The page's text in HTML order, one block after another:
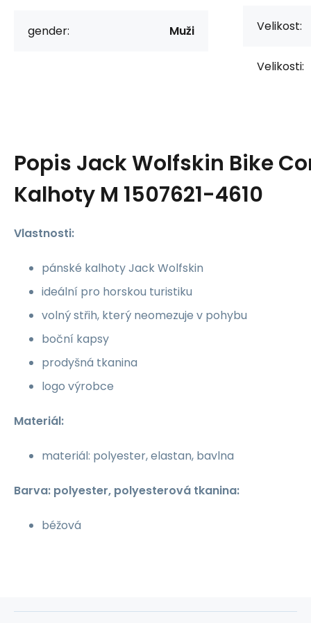
gender: Muži Velikost:
Velikosti:
Popis Jack Wolfskin Bike
Kalhoty M 1507621-4610
Vlastnosti:
pánské kalhoty Jack Wolfskin
ideální pro horskou turistiku
volný střih, který neomezuje v pohybu
boční kapsy
prodyšná tkanina
logo výrobce
Materiál:
materiál: polyester, elastan, bavlna
Barva: polyester, polyesterová tkanina:
béžová